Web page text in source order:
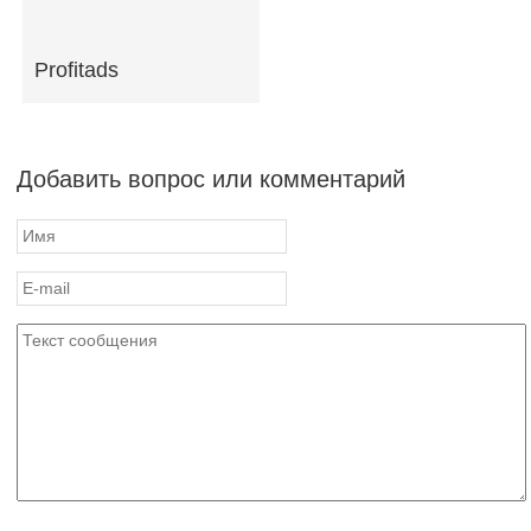
Profitads
Добавить вопрос или комментарий